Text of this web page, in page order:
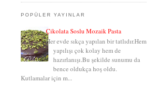
POPÜLER YAYINLAR
Çikolata Soslu Mozaik Pasta
Her evde sıkça yapılan bir tatlıdır.Hem
yapılışı çok kolay hem de
hazırlanışı.Bu şekilde sunumu da
bence oldukça hoş oldu.
Kutlamalar için m...